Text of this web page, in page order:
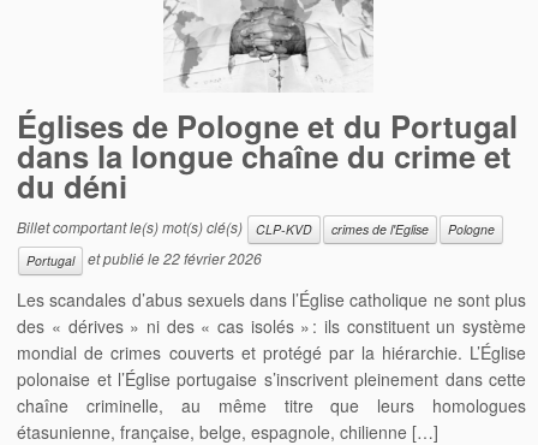
Églises de Pologne et du Portugal
dans la longue chaîne du crime et
du déni
Billet comportant le(s) mot(s) clé(s) CLP-KVD crimes de l'Eglise
Pologne
Portugal
et publié le22 février 2026
Les scandales d’abus sexuels dans l’Église catholique ne sont plus
des « dérives » ni des « cas isolés » : ils constituent un système
mondial de crimes couverts et protégé par la hiérarchie. L’Église
polonaise et l’Église portugaise s’inscrivent pleinement dans cette
chaîne criminelle, au même titre que leurs homologues
étasunienne, française, belge, espagnole, chilienne […]